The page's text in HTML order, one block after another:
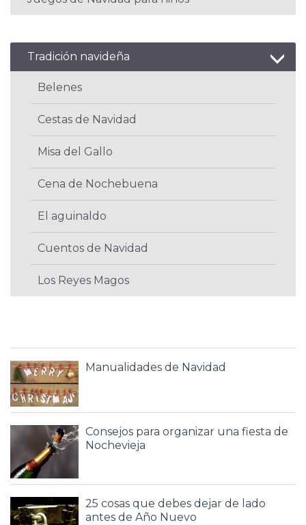
Tradición navideña
Belenes
Cestas de Navidad
Misa del Gallo
Cena de Nochebuena
El aguinaldo
Cuentos de Navidad
Los Reyes Magos
Manualidades de Navidad
Consejos para organizar una fiesta de
Nochevieja
25 cosas que debes dejar de lado
antes de Año Nuevo